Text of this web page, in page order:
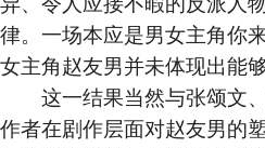
律。一场本应是男女主角你
女主角赵友男并未体现出能
这一结果当然与张颂文、
作者在剧作层面对赵友男的